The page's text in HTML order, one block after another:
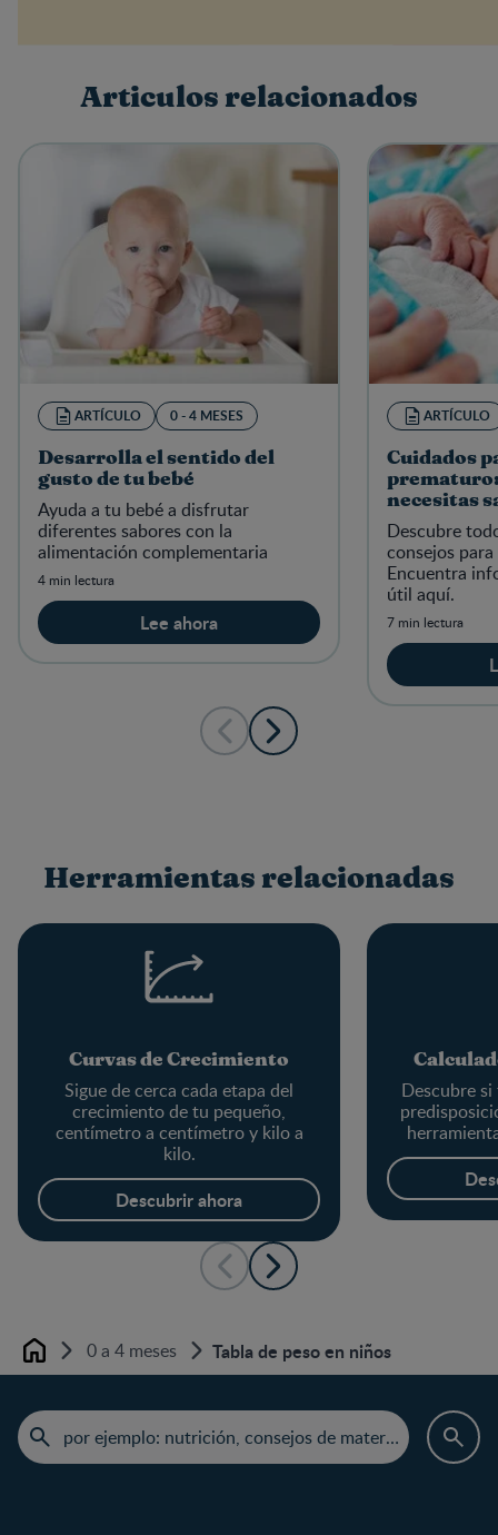
Escribe una reseña
Articulos relacionados
ARTÍCULO 0 - 4 MESES
Desarrolla el sentido del
gusto de tu bebé
Ayuda a tu bebé a disfrutar
diferentes sabores con la
alimentación complementaria
4 min lectura
Lee ahora
ARTÍCULO
Cuidados
necesitas
Descubre
consejos
Encuentra
útil aquí.
7 min lectura
Herramientas relacionadas
Curvas de Crecimiento
Sigue de cerca cada etapa del
crecimiento de tu pequeño,
centímetro a centímetro y kilo a
kilo.
Descubrir ahora
Descubre
Home 0 a 4 meses Tabla de peso en niños